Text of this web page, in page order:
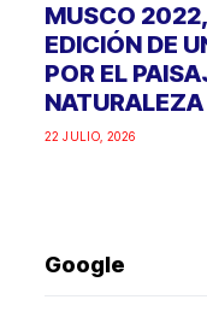
MUSCO
EDICIÓN DE
POR EL
NATURALEZA
22 JULIO, 2026
Google